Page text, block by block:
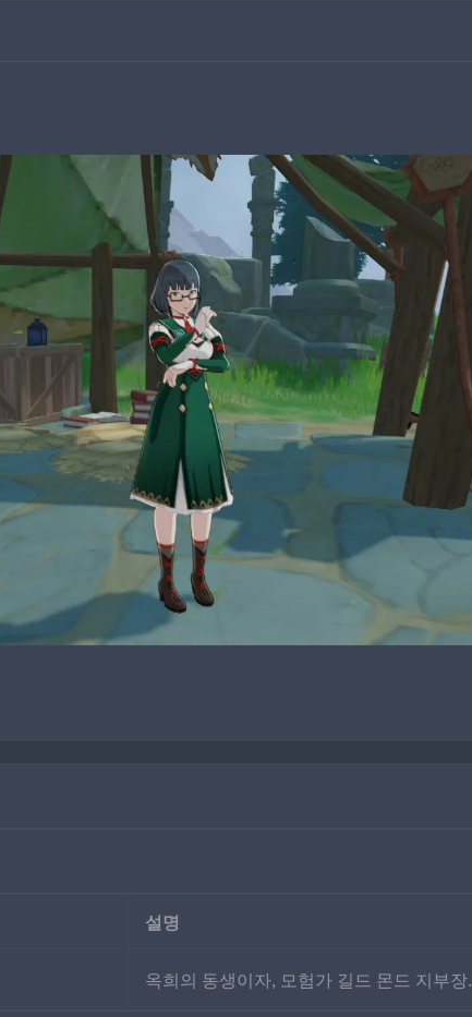
설명
옥희의 동생이자, 모험가 길드 몬드 지부장.